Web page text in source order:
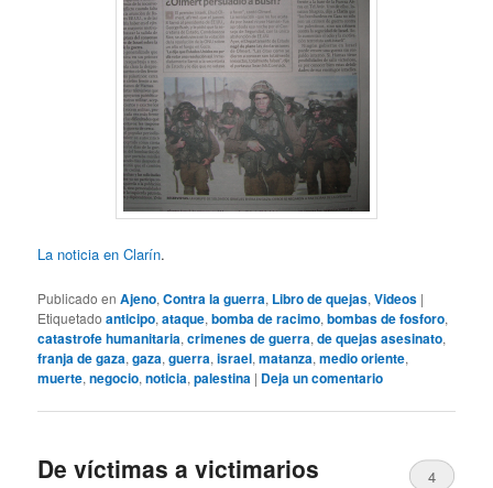
La noticia en Clarín.
Publicado en Ajeno,Contra la guerra, Libro de quejas,Videos |
Etiquetado anticipo,ataque,bomba de racimo,bombas de fosforo,
catastrofe humanitaria,crimenes de guerra,de quejas asesinato,
franja de gaza,gaza,guerra,israel,matanza,medio oriente,
muerte,negocio,noticia,palestina | Deja un comentario
De víctimas a victimarios 4